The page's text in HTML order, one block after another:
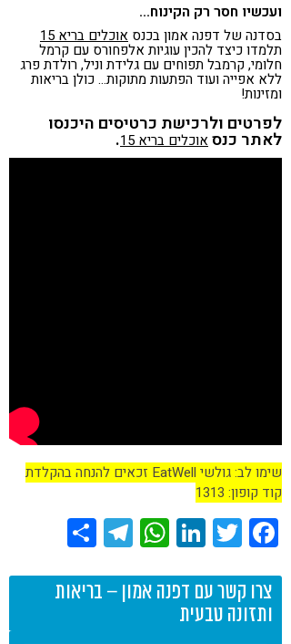
ועכשיו חסר רק הקינוח…
בסדנה של דפנה אמון בכנס אוכלים בריא 15
תלמדו כיצד להכין עוגיות אלפחורס עם קרמל
חלומי, קרמבל תפוחים עם גלידת וניל, רולדת פרג
ללא אפייה ועוד הפתעות מתוקות… כולן בריאות
ומזינות!
לפרטים ולרכישת כרטיסים היכנסו
לאתר כנס אוכלים בריא 15 .
שימו לב: גולשי EatWell זכאים להנחה בהקלדת
קוד קופון: 1313
Facebook
Twitter
LinkedIn
WhatsApp
Telegram
צרו קשר עם דפנה אמון – בריאות
ותזונה טבעית